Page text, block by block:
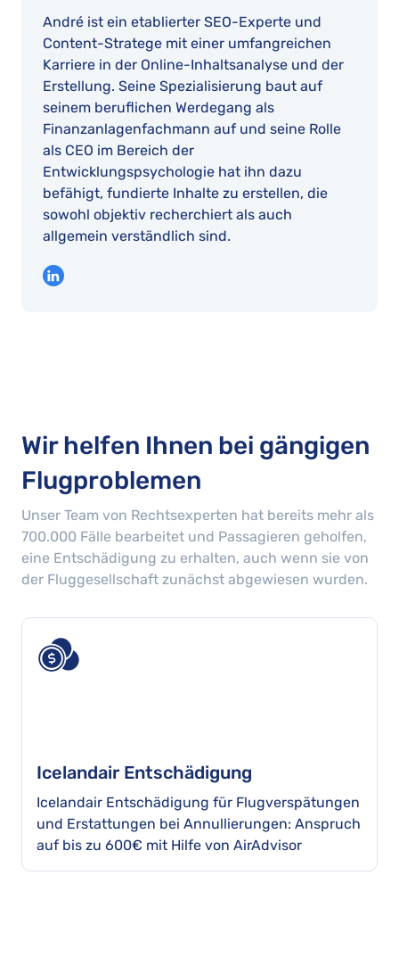
André ist ein etablierter SEO-Experte und
Content-Stratege mit einer umfangreichen
Karriere in der Online-Inhaltsanalyse und der
Erstellung. Seine Spezialisierung baut auf
seinem beruflichen Werdegang als
Finanzanlagenfachmann auf und seine Rolle
als CEO im Bereich der
Entwicklungspsychologie hat ihn dazu
befähigt, fundierte Inhalte zu erstellen, die
sowohl objektiv recherchiert als auch
allgemein verständlich sind.
Wir helfen Ihnen bei gängigen
Flugproblemen
Unser Team von Rechtsexperten hat bereits mehr als
700.000 Fälle bearbeitet und Passagieren geholfen,
eine Entschädigung zu erhalten, auch wenn sie von
der Fluggesellschaft zunächst abgewiesen wurden.
Icelandair Entschädigung
Icelandair Entschädigung für Flugverspätungen
und Erstattungen bei Annullierungen: Anspruch
auf bis zu 600€ mit Hilfe von AirAdvisor